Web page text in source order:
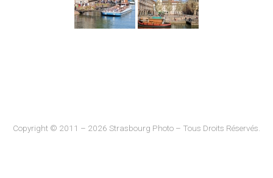
Copyright © 2011 – 2026 Strasbourg Photo – Tous Droits Réservés.